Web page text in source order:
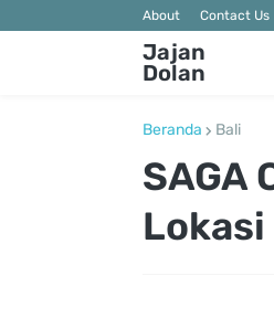
About Contact Us
Jajan
Dolan
Beranda Bali
SAGA